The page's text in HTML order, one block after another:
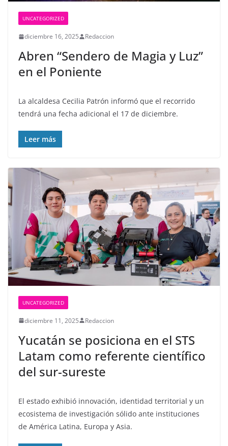
UNCATEGORIZED
diciembre 16, 2025 Redaccion
Abren “Sendero de Magia y Luz”
en el Poniente
La alcaldesa Cecilia Patrón informó que el recorrido
tendrá una fecha adicional el 17 de diciembre.
Leer más
UNCATEGORIZED
diciembre 11, 2025 Redaccion
Yucatán se posiciona en el STS
Latam como referente científico
del sur-sureste
El estado exhibió innovación, identidad territorial y un
ecosistema de investigación sólido ante instituciones
de América Latina, Europa y Asia.